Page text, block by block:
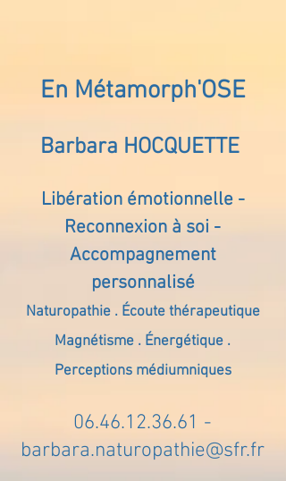
En Métamorph'OSE
Barbara HOCQUETTE
Libération émotionnelle -
Reconnexion à soi -
Accompagnement
personnalisé
Naturopathie . Écoute thérapeutique
Magnétisme . Énergétique .
Perceptions médiumniques
06.46.12.36.61 -
barbara.naturopathie@sfr.fr